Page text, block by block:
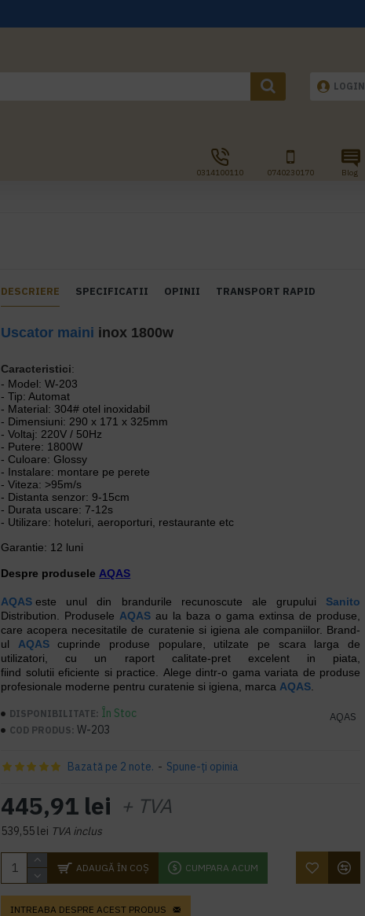
LOGIN
0314100110 0740230170 Blog
DESCRIERE SPECIFICATII OPINII TRANSPORT RAPID
Uscator maini inox 1800w
Caracteristici:
- Model: W-203
- Tip: Automat
- Material: 304# otel inoxidabil
- Dimensiuni: 290 x 171 x 325mm
- Voltaj: 220V / 50Hz
- Putere: 1800W
- Culoare: Glossy
- Instalare: montare pe perete
- Viteza: >95m/s
- Distanta senzor: 9-15cm
- Durata uscare: 7-12s
- Utilizare: hoteluri, aeroporturi, restaurante etc
Garantie: 12 luni
Despre produsele AQAS
AQAS este unul din brandurile recunoscute ale grupului Sanito
Distribution. Produsele AQAS au la baza o gama extinsa de produse,
care acopera necesitatile de curatenie si igiena ale companiilor. Brand-
ul AQAScuprinde produse populare, utilzate pe scara larga de
utilizatori, cu un raport calitate-pret excelent in piata,
fiind solutii eficiente si practice. Alege dintr-o gama variata de produse
profesionale moderne pentru curatenie si igiena, marca AQAS
DISPONIBILITATE: În Stoc
COD PRODUS: W-203
AQAS
Bazată pe 2 note. - Spune-ţi opinia
445,91 lei + TVA
539,55 lei TVA inclus
ADAUGĂ ÎN COŞ CUMPARA ACUM
INTREABA DESPRE ACEST PRODUS